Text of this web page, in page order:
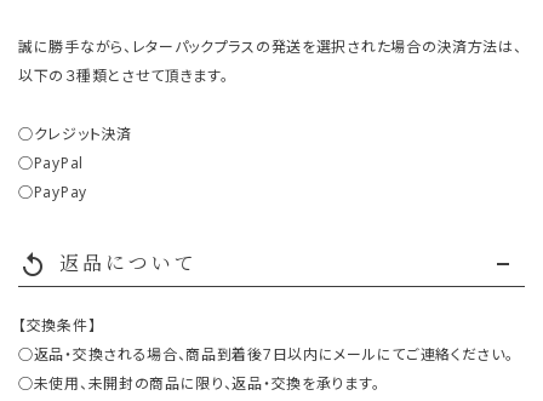
誠に勝手ながら、レターパックプラスの発送を選択された場合の決済方法は、
以下の３種類とさせて頂きます。
○クレジット決済
○PayPal
○PayPay
replay 返品について
【交換条件】
○返品・交換される場合、商品到着後7日以内にメールにてご連絡ください。
○未使用、未開封の商品に限り、返品・交換を承ります。